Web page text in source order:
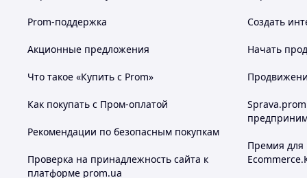
📩 Перед тем, как сделать заказ, желательно уточнять
- Полная оплата на карту (размерный счет)
- Пром оплата
Prom-поддержка
Акционные предложения
Что такое «Купить с Prom»
Как покупать с Пром-оплатой
Рекомендации по безопасным покупкам
Проверка на принадлежность сайта к
платформе prom.ua
Создать
Начать
Премия для